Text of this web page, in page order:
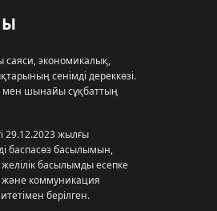
саяси, экономикалық,
сенімді дереккөзі.
мен шынайы сұқбаттың
29.12.2023 жылғы
баспасөз басылымын,
басылымды есепке
және коммуникация
берілген.